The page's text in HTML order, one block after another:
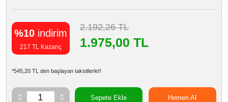
%10 indirim
217 TL Kazanç
2.192,26 TL
1.975,00 TL
*545,20 TL den başlayan taksitlerle!!
Sepete Ekle Hemen Al